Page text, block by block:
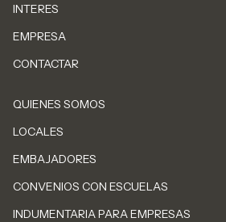
INTERES
EMPRESA
CONTACTAR
QUIENES SOMOS
LOCALES
EMBAJADORES
CONVENIOS CON ESCUELAS
INDUMENTARIA PARA EMPRESAS